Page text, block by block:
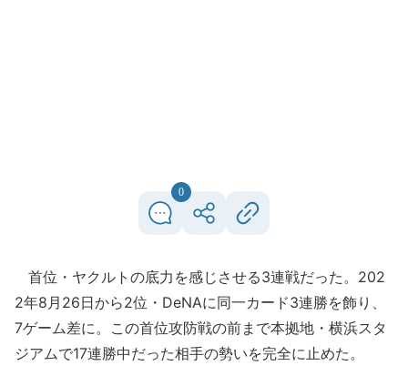
0
首位・ヤクルトの底力を感じさせる3連戦だった。202
2年8月26日から2位・DeNAに同一カード3連勝を飾り、
7ゲーム差に。この首位攻防戦の前まで本拠地・横浜スタ
ジアムで17連勝中だった相手の勢いを完全に止めた。